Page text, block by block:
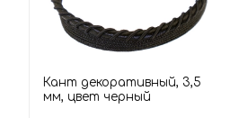
Кант декоративный, 3,5
мм, цвет черный